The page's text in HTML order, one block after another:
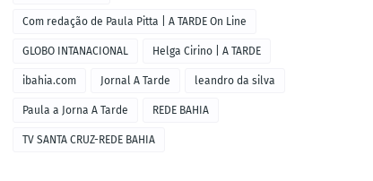
Com redação de Paula Pitta | A TARDE On Line
GLOBO INTANACIONAL Helga Cirino | A TARDE
ibahia.com Jornal A Tarde leandro da silva
Paula a Jorna A Tarde REDE BAHIA
TV SANTA CRUZ-REDE BAHIA